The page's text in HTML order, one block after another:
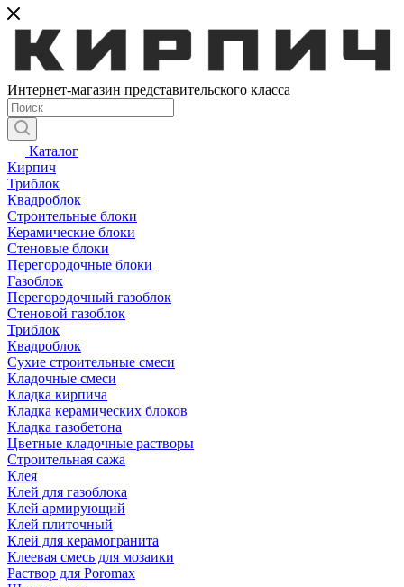
Интернет-магазин представительского класса
Каталог
Кирпич
Триблок
Квадроблок
Строительные блоки
Керамические блоки
Стеновые блоки
Перегородочные блоки
Газоблок
Перегородочный газоблок
Стеновой газоблок
Триблок
Квадроблок
Сухие строительные смеси
Кладочные смеси
Кладка кирпича
Кладка керамических блоков
Кладка газобетона
Цветные кладочные растворы
Строительная сажа
Клея
Клей для газоблока
Клей армирующий
Клей плиточный
Клей для керамогранита
Клеевая смесь для мозаики
Раствор для Poromax